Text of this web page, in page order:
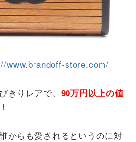
www.brandoff-store.com/
きりレアで、 90万円以上の値
からも愛されるというのに対